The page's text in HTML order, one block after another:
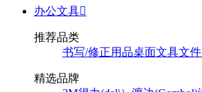
办公文具
推荐品类
书写/修正用品桌面文具文
精选品牌